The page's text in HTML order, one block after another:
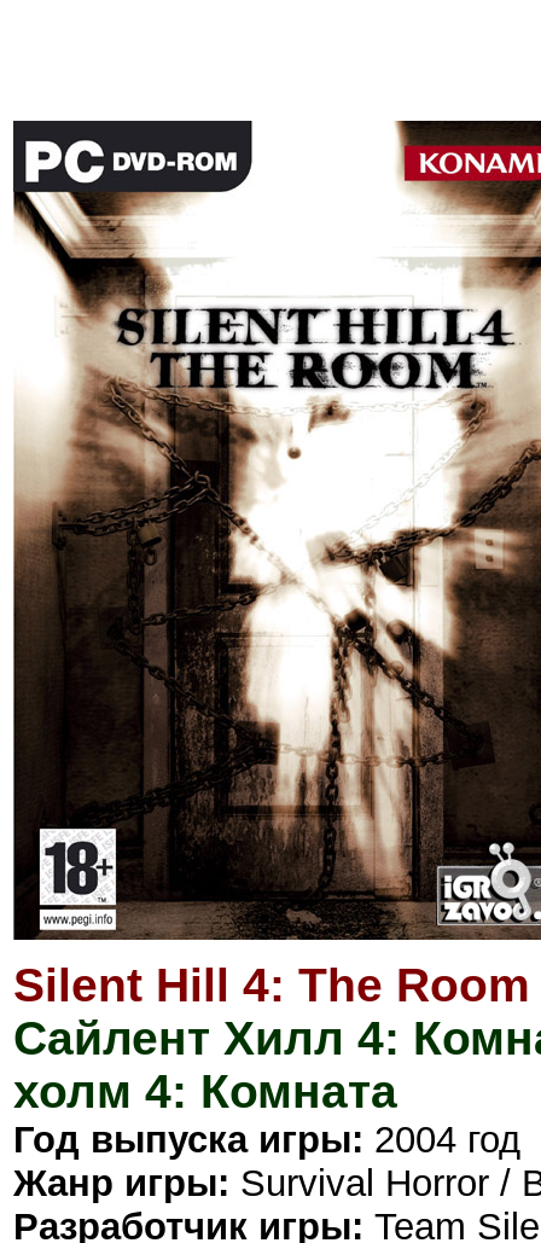
Silent Hill 4: The Room
Сайлент Хилл 4:
холм 4: Комната
Год выпуска игры: 2004 год
Жанр игры: Survival Horror /
Разработчик игры: Team